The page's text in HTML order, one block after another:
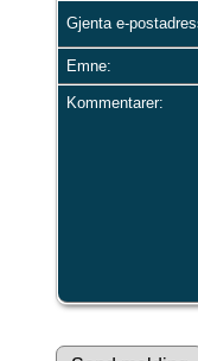
Gjenta e-
Emne:
Kommentarer: